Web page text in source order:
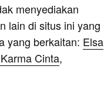
menyediakan
lain di situs ini yang
yang berkaitan: Elsa
Cinta,